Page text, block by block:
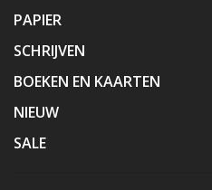
PAPIER
SCHRIJVEN
BOEKEN EN KAARTEN
NIEUW
SALE